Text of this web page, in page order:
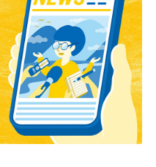
協議，但2015年發生位於漳
件，曾引發民眾對石化業的
石化掛牌成立，今天則確定